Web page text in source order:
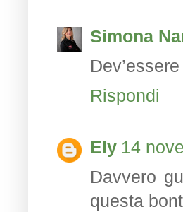
Simona
Rispondi
Ely 14
Davvero
questa